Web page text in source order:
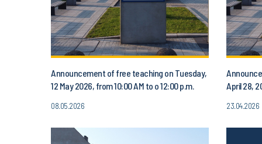
Announcement of free teaching on Tuesday,
12 May 2026, from 10:00 AM to o 12:00 p.m.
08.05.2026
April 28,
23.04.2026